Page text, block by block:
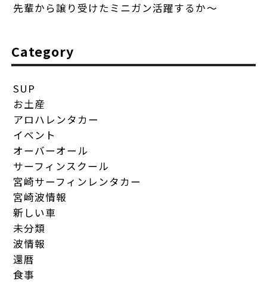
先輩から譲り受けたミニガン活躍するか〜
Category
SUP
お土産
アロハレンタカー
イベント
オーバーオール
サーフィンスクール
宮崎サーフィンレンタカー
宮崎波情報
新しい車
未分類
波情報
還暦
食事